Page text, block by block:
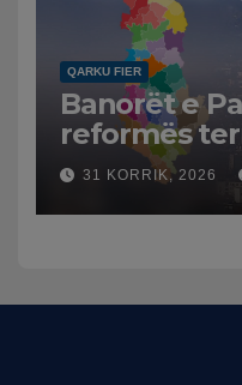
QARKU FIER
Banorët e
reformës
humbasim
qytetit
31 KORRIK, 2026